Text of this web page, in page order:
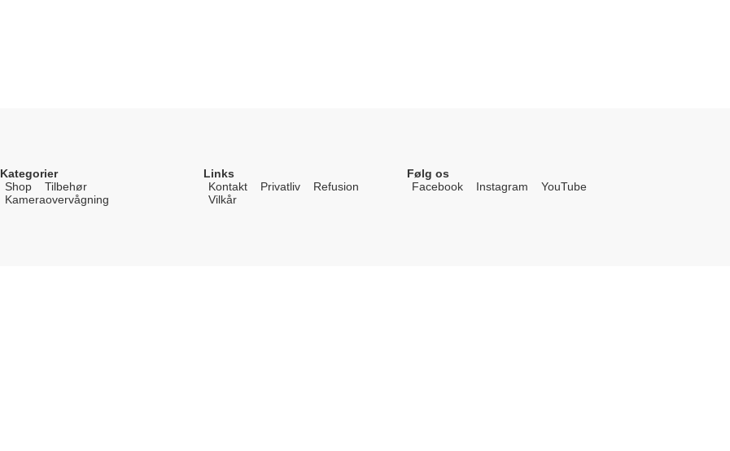
Kategorier
Shop
Tilbehør
Kameraovervågning
Links
Kontakt
Privatliv
Refusion
Vilkår
Følg os
Facebook
Instagram YouTube